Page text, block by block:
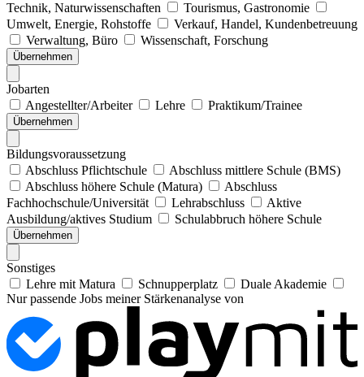
Technik, Naturwissenschaften
Tourismus, Gastronomie
Umwelt, Energie, Rohstoffe
Verkauf, Handel, Kundenbetreuung
Verwaltung, Büro
Wissenschaft, Forschung
Übernehmen
Jobarten
Angestellter/Arbeiter
Lehre Praktikum/Trainee
Übernehmen
Bildungsvoraussetzung
Abschluss Pflichtschule
Abschluss mittlere Schule (BMS)
Abschluss höhere Schule (Matura)
Abschluss
Fachhochschule/Universität
Lehrabschluss
Aktive
Ausbildung/aktives Studium
Schulabbruch höhere Schule
Übernehmen
Sonstiges
Lehre mit Matura
Schnupperplatz
Duale Akademie
Nur passende Jobs meiner Stärkenanalyse von